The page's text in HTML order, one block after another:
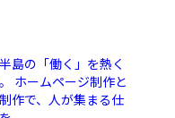
島の「働く」を熱く
ホームページ制作と
作で、人が集まる仕